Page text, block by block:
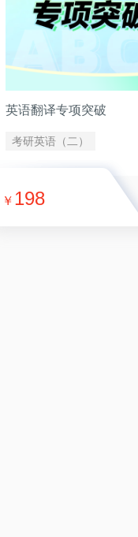
英语翻译专项突破
考研英语（二）
￥ 198